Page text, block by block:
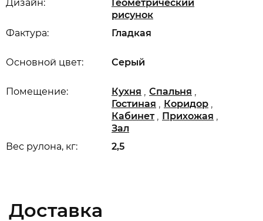
Вес рулона, кг: 2,5
Основной цвет: Серый
Дизайн:
Геометрический
рисунок
Помещение: Кухня , Спальня ,
Гостиная , Коридор ,
Кабинет , Прихожая ,
Зал
Фактура: Гладкая
Доставка